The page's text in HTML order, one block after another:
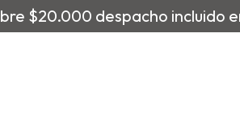
$20.000 despacho incluido